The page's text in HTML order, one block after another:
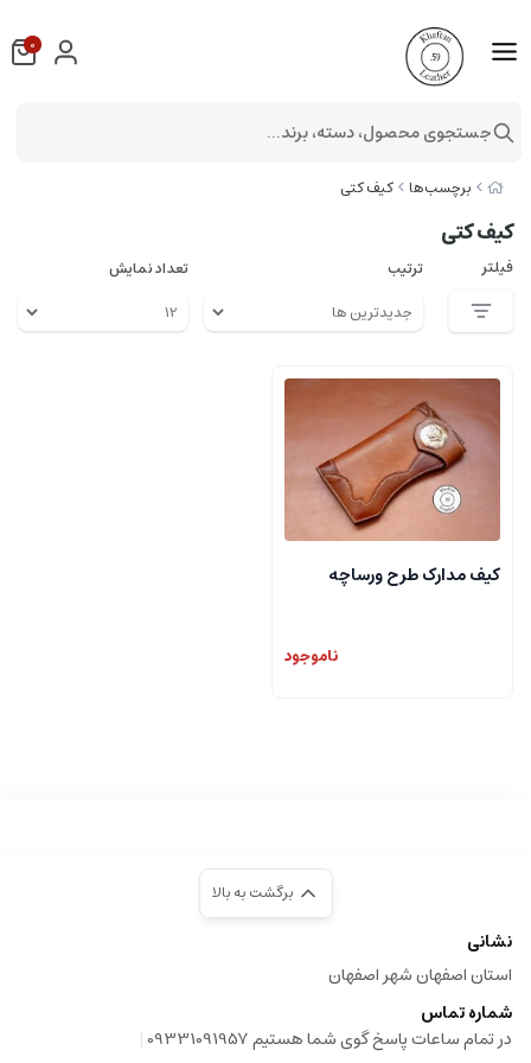
برچسب‌ها کیف کتی
کیف کتی
فیلتر ترتیب تعداد نمایش
کیف مدارک طرح ورساچه
ناموجود
برگشت به بالا
نشانی
استان اصفهان شهر اصفهان
شماره تماس
در تمام ساعات پاسخ گوی شما هستیم 09331091957
|
0
جستجوی محصول، دسته، برند...